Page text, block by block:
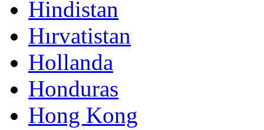
Hindistan
Hırvatistan
Hollanda
Honduras
Hong Kong